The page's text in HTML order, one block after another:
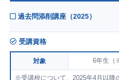
過去問添削講座（2025）
受講資格
対象 6年生（
※受講校について、2025年4月以降
教材
お問い合わせ